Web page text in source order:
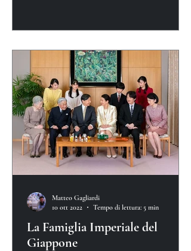
La Famiglia Imperiale del
Giappone
Matteo Gagliardi
10 ott 2022
Tempo di lettura: 5 min